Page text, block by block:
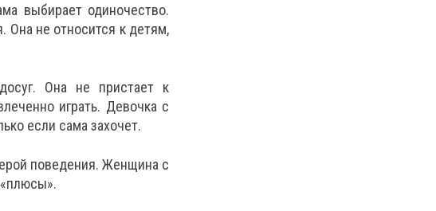
выбирает одиночество.
Она не относится к детям,
Она не пристает к
играть. Девочка с
если сама захочет.
поведения. Женщина с